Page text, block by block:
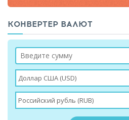
КОНВЕРТЕР ВАЛЮТ